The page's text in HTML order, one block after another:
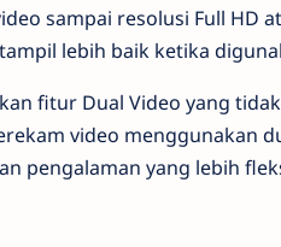
sampai resolusi Full HD
lebih baik ketika
fitur Dual Video yang
video menggunakan
pengalaman yang lebih